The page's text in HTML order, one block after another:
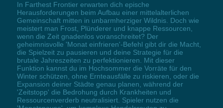
In Farthest Frontier erwarten dich epische
Herausforderungen beim Aufbau einer mittelalterlichen
Gemeinschaft mitten in unbarmherziger Wildnis. Doch wie
meistert man Frost, Plünderer und knappe Ressourcen,
wenn die Zeit gnadenlos voranschreitet? Der
geheimnisvolle 'Monat einfrieren'-Befehl gibt dir die Macht,
die Spielzeit zu pausieren und deine Strategie für die
brutale Jahreszeiten zu perfektionieren. Mit dieser
Funktion kannst du im Hochsommer die Vorräte für den
Winter schützen, ohne Ernteausfälle zu riskieren, oder die
Expansion deiner Städte genau planen, während der
'Zeitstopp' die Bedrohung durch Krankheiten und
Ressourcenverderb neutralisiert. Spieler nutzen die